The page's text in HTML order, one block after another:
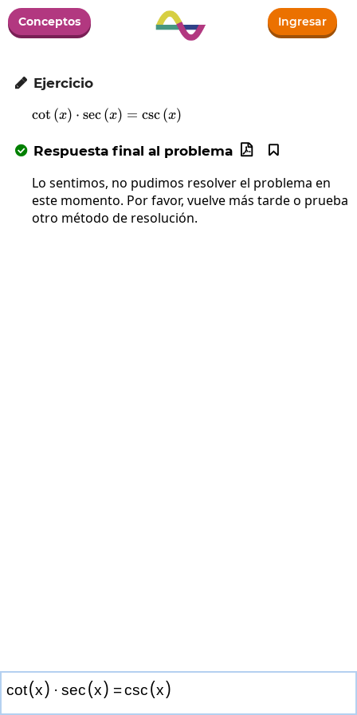
Conceptos Ingresar
 Ejercicio
cot (x) ⋅ sec(x) = csc(x)
 Respuesta final al problema 

Lo sentimos, no pudimos resolver el problema en
este momento. Por favor, vuelve más tarde o prueba
otro método de resolución.
cot(x) · sec(x) =csc(x)